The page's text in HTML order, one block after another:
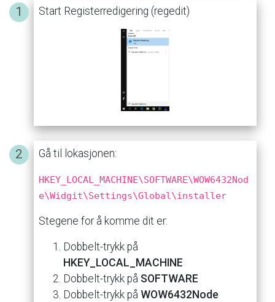
Start Registerredigering (regedit)
Gå til lokasjonen:
HKEY_LOCAL_MACHINE\SOFTWARE\WOW6432Nod
e\Widgit\Settings\Global\installer
Stegene for å komme dit er:
Dobbelt-trykk på
HKEY_LOCAL_MACHINE
Dobbelt-trykk på SOFTWARE
Dobbelt-trykk på WOW6432Node